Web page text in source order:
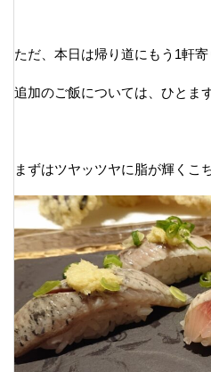
ただ、本日は帰り道にもう1軒
追加のご飯については、ひとま
まずはツヤッツヤに脂が輝くこ